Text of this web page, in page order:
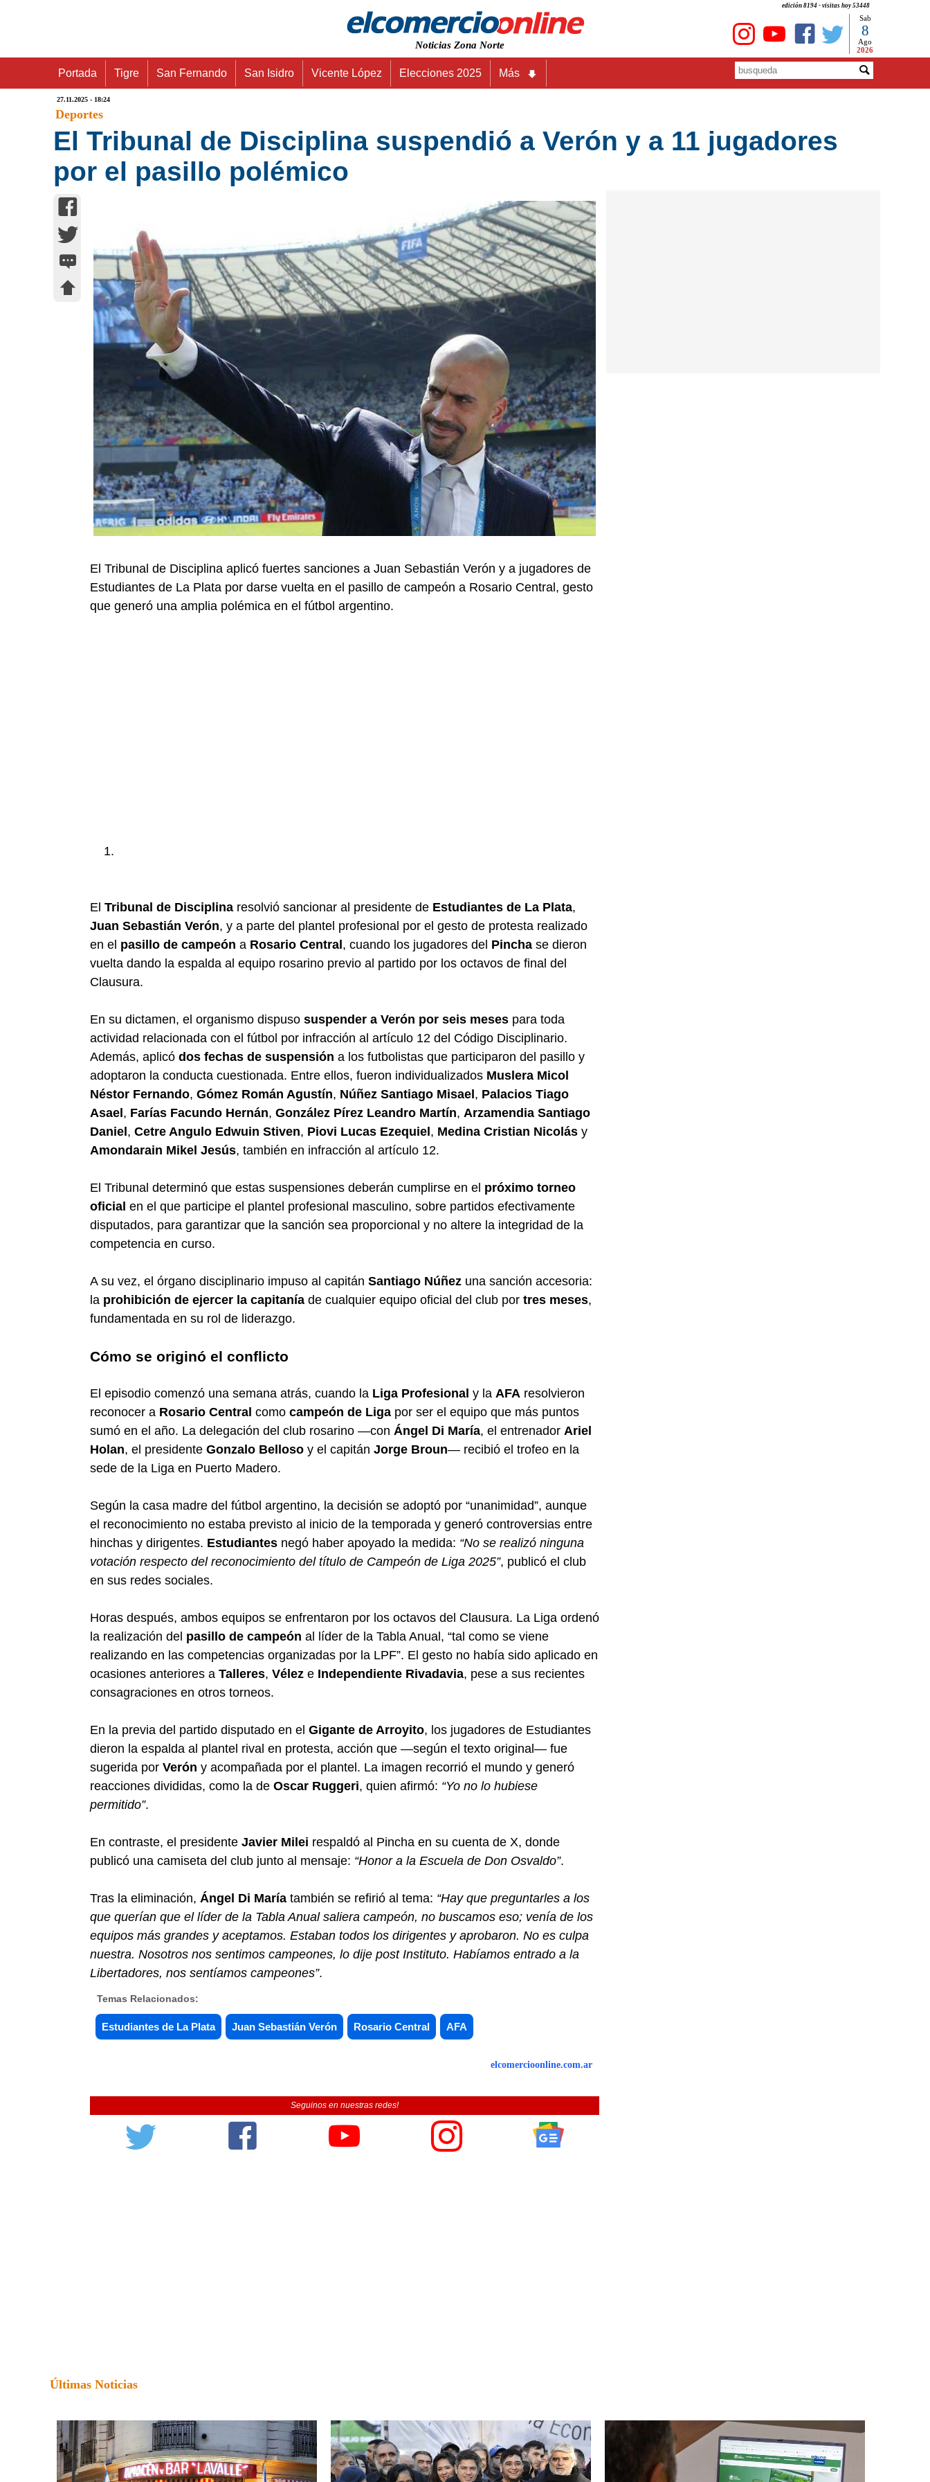
edición 8194 - visitas hoy 53448
Noticias Zona Norte
Sab
8
Ago
2026
Portada Tigre San Fernando San Isidro Vicente López Elecciones 2025 Más
27.11.2025 - 18:24
Deportes
El Tribunal de Disciplina suspendió a Verón y a 11 jugadores
por el pasillo polémico
El Tribunal de Disciplina aplicó fuertes sanciones a Juan Sebastián Verón y a jugadores de
Estudiantes de La Plata por darse vuelta en el pasillo de campeón a Rosario Central, gesto
que generó una amplia polémica en el fútbol argentino.
El Tribunal de Disciplina resolvió sancionar al presidente de Estudiantes de La Plata,
Juan Sebastián Verón, y a parte del plantel profesional por el gesto de protesta realizado
en el pasillo de campeón a Rosario Central , cuando los jugadores del Pincha se dieron
vuelta dando la espalda al equipo rosarino previo al partido por los octavos de final del
Clausura.
En su dictamen, el organismo dispuso suspender a Verón por seis meses para toda
actividad relacionada con el fútbol por infracción al artículo 12 del Código Disciplinario.
Además, aplicó dos fechas de suspensión a los futbolistas que participaron del pasillo y
adoptaron la conducta cuestionada. Entre ellos, fueron individualizados Muslera Micol
Néstor Fernando, Gómez Román Agustín, Núñez Santiago Misael , Palacios Tiago
Asael , Farías Facundo Hernán, González Pírez Leandro Martín, Arzamendia Santiago
Daniel , Cetre Angulo Edwuin Stiven, Piovi Lucas Ezequiel , Medina Cristian Nicolás y
Amondarain Mikel Jesús, también en infracción al artículo 12.
El Tribunal determinó que estas suspensiones deberán cumplirse en el próximo torneo
oficial en el que participe el plantel profesional masculino, sobre partidos efectivamente
disputados, para garantizar que la sanción sea proporcional y no altere la integridad de la
competencia en curso.
A su vez, el órgano disciplinario impuso al capitán Santiago Núñez una sanción accesoria:
la prohibición de ejercer la capitanía de cualquier equipo oficial del club por tres meses,
fundamentada en su rol de liderazgo.
Cómo se originó el conflicto
El episodio comenzó una semana atrás, cuando la Liga Profesional y la AFA resolvieron
reconocer a Rosario Central como campeón de Liga por ser el equipo que más puntos
sumó en el año. La delegación del club rosarino —con Ángel Di María, el entrenador Ariel
Holan, el presidente Gonzalo Belloso y el capitán Jorge Broun— recibió el trofeo en la
sede de la Liga en Puerto Madero.
Según la casa madre del fútbol argentino, la decisión se adoptó por “unanimidad”, aunque
el reconocimiento no estaba previsto al inicio de la temporada y generó controversias entre
hinchas y dirigentes. Estudiantes negó haber apoyado la medida: “No se realizó ninguna
votación respecto del reconocimiento del título de Campeón de Liga 2025”, publicó el club
en sus redes sociales.
Horas después, ambos equipos se enfrentaron por los octavos del Clausura. La Liga ordenó
la realización del pasillo de campeón al líder de la Tabla Anual, “tal como se viene
realizando en las competencias organizadas por la LPF”. El gesto no había sido aplicado en
ocasiones anteriores a Talleres, Vélez e Independiente Rivadavia, pese a sus recientes
consagraciones en otros torneos.
En la previa del partido disputado en el Gigante de Arroyito, los jugadores de Estudiantes
dieron la espalda al plantel rival en protesta, acción que —según el texto original— fue
sugerida por Verón y acompañada por el plantel. La imagen recorrió el mundo y generó
reacciones divididas, como la de Oscar Ruggeri, quien afirmó: “Yo no lo hubiese
permitido”.
En contraste, el presidente Javier Milei respaldó al Pincha en su cuenta de X, donde
publicó una camiseta del club junto al mensaje: “Honor a la Escuela de Don Osvaldo”.
Tras la eliminación, Ángel Di María también se refirió al tema: “Hay que preguntarles a los
que querían que el líder de la Tabla Anual saliera campeón, no buscamos eso; venía de los
equipos más grandes y aceptamos. Estaban todos los dirigentes y aprobaron. No es culpa
nuestra. Nosotros nos sentimos campeones, lo dije post Instituto. Habíamos entrado a la
Libertadores, nos sentíamos campeones”.
Temas Relacionados:
Estudiantes de La Plata Juan Sebastián Verón Rosario Central AFA
elcomercioonline.com.ar
Seguinos en nuestras redes!
Últimas Noticias